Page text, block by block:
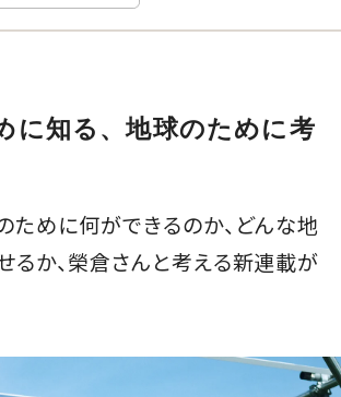
に知る、地球のために考
ために何ができるのか、どんな地
るか、榮倉さんと考える新連載が